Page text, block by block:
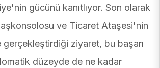
gücünü kanıtlıyor. Son olarak
ve Ticaret Ataşesi'nin
gerçekleştirdiği ziyaret, bu başarı
düzeyde de ne kadar